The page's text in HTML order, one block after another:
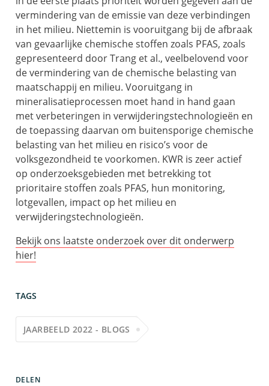
vermindering van de emissie van deze verbindingen
in het milieu. Niettemin is vooruitgang bij de afbraak
van gevaarlijke chemische stoffen zoals PFAS, zoals
gepresenteerd door Trang et al., veelbelovend voor
de vermindering van de chemische belasting van
maatschappij en milieu. Vooruitgang in
mineralisatieprocessen moet hand in hand gaan
met verbeteringen in verwijderingstechnologieën en
de toepassing daarvan om buitensporige chemische
belasting van het milieu en risico’s voor de
volksgezondheid te voorkomen. KWR is zeer actief
op onderzoeksgebieden met betrekking tot
prioritaire stoffen zoals PFAS, hun monitoring,
lotgevallen, impact op het milieu en
verwijderingstechnologieën.
Bekijk ons laatste onderzoek over dit onderwerp
hier!
TAGS
JAARBEELD 2022 - BLOGS
DELEN